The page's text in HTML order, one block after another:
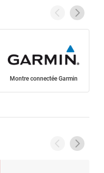
Montre connectée Garmin